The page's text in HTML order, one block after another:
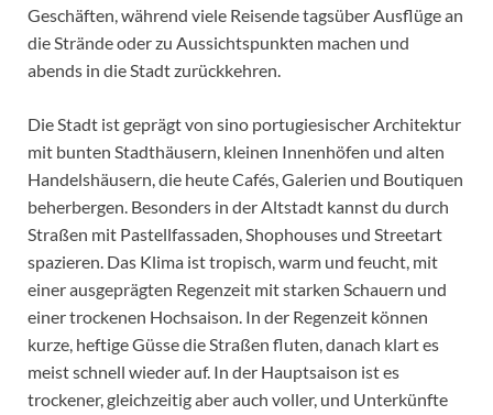
Geschäften, während viele Reisende tagsüber Ausflüge an
die Strände oder zu Aussichtspunkten machen und
abends in die Stadt zurückkehren.
Die Stadt ist geprägt von sino portugiesischer Architektur
mit bunten Stadthäusern, kleinen Innenhöfen und alten
Handelshäusern, die heute Cafés, Galerien und Boutiquen
beherbergen. Besonders in der Altstadt kannst du durch
Straßen mit Pastellfassaden, Shophouses und Streetart
spazieren. Das Klima ist tropisch, warm und feucht, mit
einer ausgeprägten Regenzeit mit starken Schauern und
einer trockenen Hochsaison. In der Regenzeit können
kurze, heftige Güsse die Straßen fluten, danach klart es
meist schnell wieder auf. In der Hauptsaison ist es
trockener, gleichzeitig aber auch voller, und Unterkünfte